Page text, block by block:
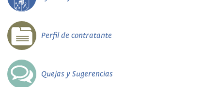
Perfil de contratante
Quejas y Sugerencias